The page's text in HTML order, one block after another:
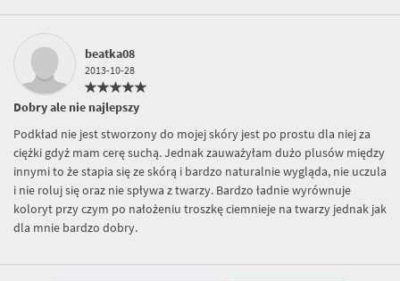
beatka08
2013-10-28
Dobry ale nie najlepszy
Podkład nie jest stworzony do mojej skóry jest po prostu dla niej za
ciężki gdyż mam cerę suchą. Jednak zauważyłam dużo plusów między
innymi to że stapia się ze skórą i bardzo naturalnie wygląda, nie uczula
i nie roluj się oraz nie spływa z twarzy. Bardzo ładnie wyrównuje
koloryt przy czym po nałożeniu troszkę ciemnieje na twarzy jednak jak
dla mnie bardzo dobry.